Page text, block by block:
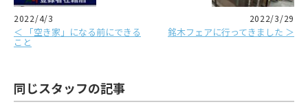
2022/4/3
＜ 「空き家」になる前にできる
こと
2022/3/29
銘木フェアに行ってきました ＞
同じスタッフの記事